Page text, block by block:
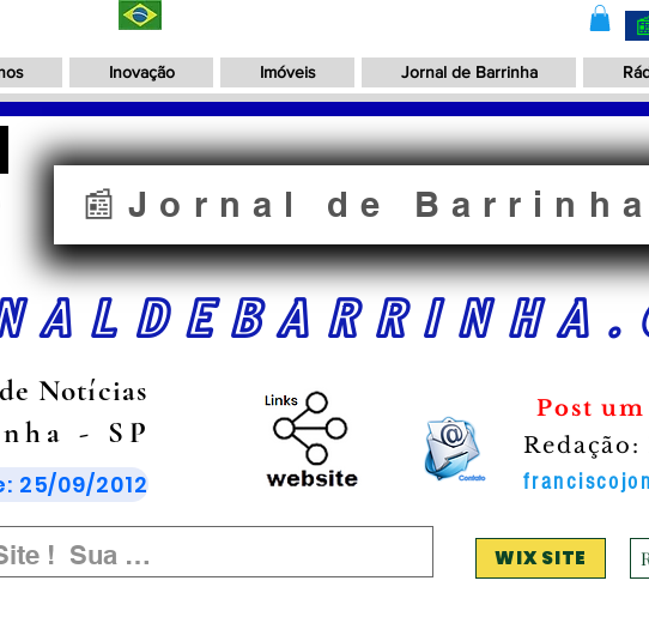
Inovação Imóveis Jornal de Barrinha
📰Jornal de Barrinha
Notícias
- SP
25/09/2012
Post
Redação:
WIX SITE